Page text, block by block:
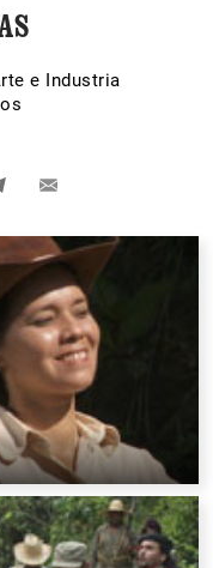
e Industria